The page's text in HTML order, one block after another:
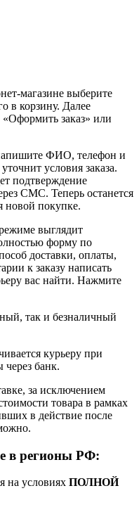
магазине выберите
в корзину. Далее
заказ» или
ФИО, телефон и
условия заказа.
подтверждение
СМС. Теперь останется
новой покупке.
выглядит
форму по
доставки, оплаты,
к заказу написать
вас найти. Нажмите
так и безналичный
курьеру при
банк.
за исключением
товара в рамках
в действие после
в регионы РФ:
на условиях ПОЛНОЙ